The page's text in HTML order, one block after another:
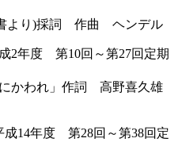
書より)採詞 作曲 ヘンデル
2年度 第10回～第27回定期
にかわれ」作詞 高野喜久雄
成14年度 第28回～第38回定